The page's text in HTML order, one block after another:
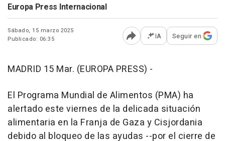
Europa Press Internacional
Sábado, 15 marzo 2025
Publicado: 06:35
Abrir opciones para
IA Seguir en
MADRID 15 Mar. (EUROPA PRESS) -
El Programa Mundial de Alimentos (PMA) ha
alertado este viernes de la delicada situación
alimentaria en la Franja de Gaza y Cisjordania
debido al bloqueo de las ayudas --por el cierre de